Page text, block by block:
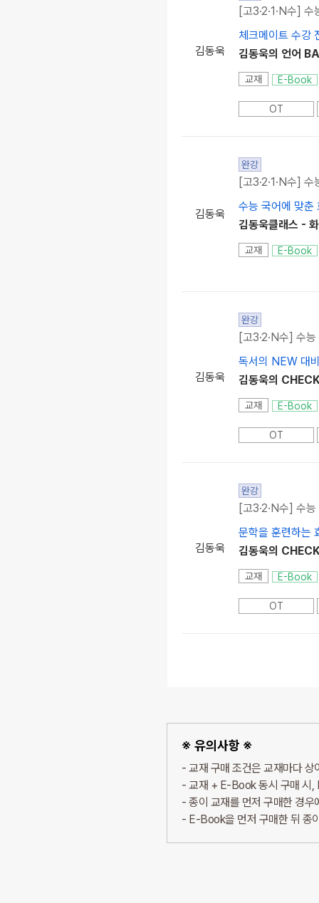
김동욱
[고3·2·1·N수]
체크메이트 수강
김동욱의 언어
교재 E-Book
OT
김동욱
완강
[고3·2·1·N수]
수능 국어에 맞춘
김동욱클래스 -
교재 E-Book
김동욱
완강
[고3·2·N수] 수
독서의 NEW 대
김동욱의
교재 E-Book
OT
김동욱
완강
[고3·2·N수] 수
문학을 훈련하는
김동욱의
교재 E-Book
OT
※ 유의사항 ※
교재 구매 조건은 교재마다
교재 + E-Book 동시 구매 시
종이 교재를 먼저 구매한 경
E-Book을 먼저 구매한 뒤 종